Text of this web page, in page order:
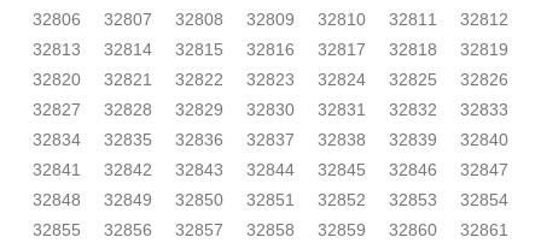
32806
32807 32808 32809 32810 32811
32812
32813
32814 32815 32816 32817 32818
32819
32820
32821 32822 32823 32824 32825
32826
32827
32828 32829 32830 32831 32832
32833
32834
32835 32836 32837 32838 32839
32840
32841
32842 32843 32844 32845 32846
32847
32848
32849 32850 32851 32852 32853
32854
32855
32856 32857 32858 32859 32860
32861